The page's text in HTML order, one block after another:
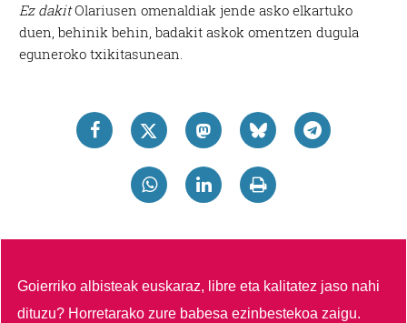
Ez dakitOlariusen omenaldiak jende asko elkartuko
duen, behinik behin, badakit askok omentzen dugula
eguneroko txikitasunean.
Goierriko albisteak euskaraz, libre eta kalitatez jaso nahi
dituzu? Horretarako zure babesa ezinbestekoa zaigu.